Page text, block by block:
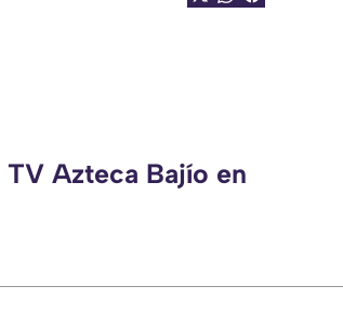
Azteca Bajío en